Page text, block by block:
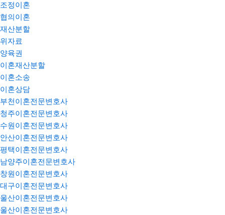
조정이혼
협의이혼
재산분할
위자료
양육권
이혼재산분할
이혼소송
이혼상담
부천이혼전문변호사
청주이혼전문변호사
수원이혼전문변호사
안산이혼전문변호사
평택이혼전문변호사
남양주이혼전문변호사
창원이혼전문변호사
대구이혼전문변호사
울산이혼전문변호사
울산이혼전문변호사